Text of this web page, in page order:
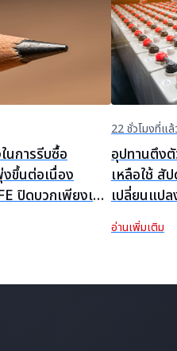
นการรีบซื้อ
ขึ้นต่อเนื่อง
ปิดบวกเพียงเล็ก
าดตะกั่วล่วง
22 ชั่วโมงที่แล้
อุปทานตึง
เหลือใช้ สั
เปลี่ยนแปล
ของผู้ถลุง
Weekly
อ่านเพิ่มเติม